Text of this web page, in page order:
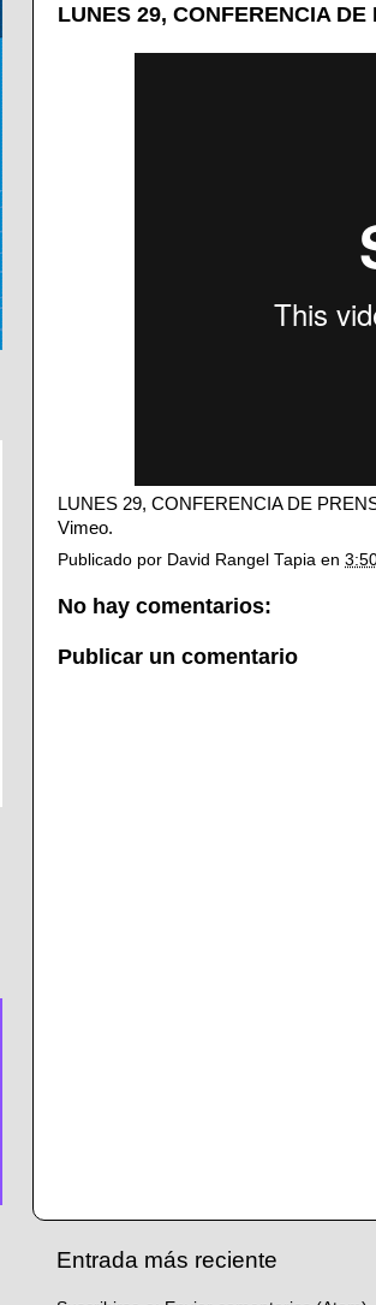
LUNES 29, CONFERENCIA
LUNES 29, CONFERENCIA DE
Vimeo.
Publicado por David Rangel Tapia en
No hay comentarios:
Publicar un comentario
Entrada más reciente